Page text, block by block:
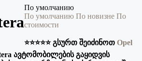
По умолчанию
По умолчанию По новизне По
стоимости
⭐️⭐️⭐️⭐️⭐️ გსურთ შეიძინოთ Opel
ავტომობილების გაყიდვის